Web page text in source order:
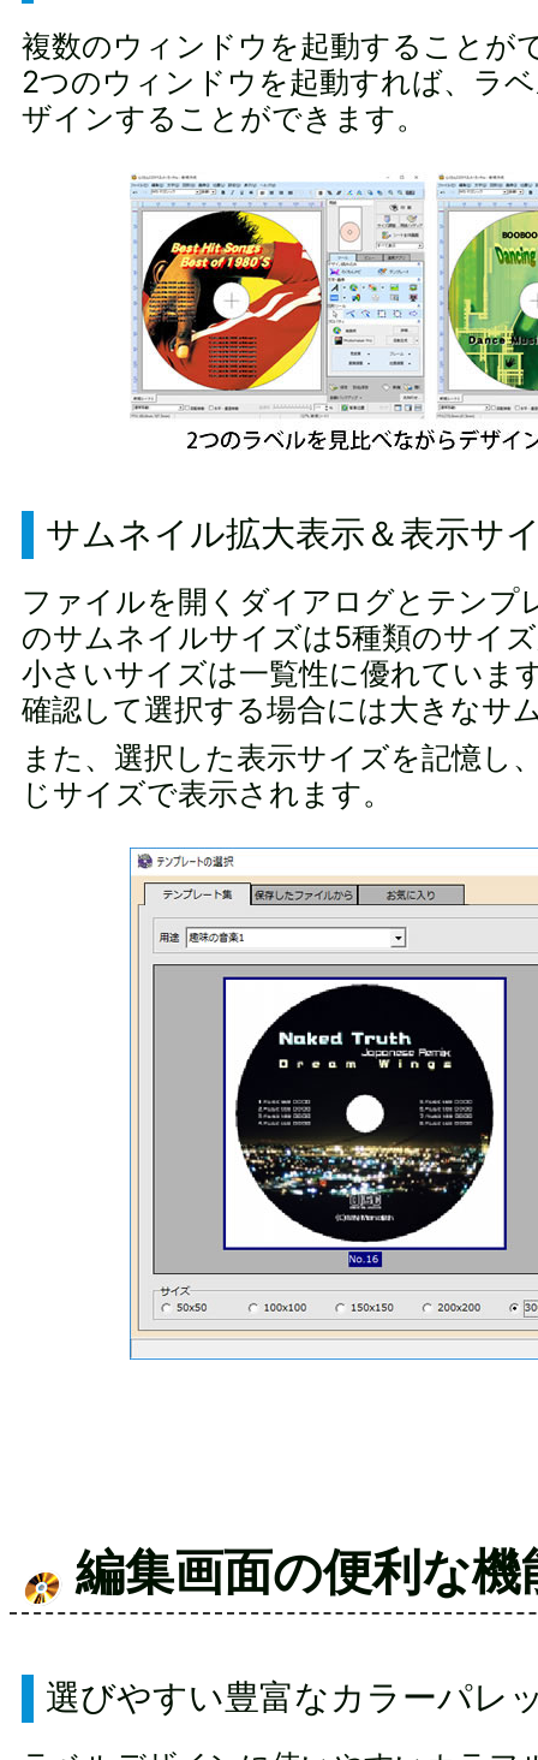
複数のウィンドウを起動することが
2つのウィンドウを起動すれば、ラ
ザインすることができます。
サムネイル拡大表示＆表示サ
ファイルを開くダイアログとテンプ
のサムネイルサイズは5種類のサイ
小さいサイズは一覧性に優れていま
確認して選択する場合には大きなサ
また、選択した表示サイズを記憶し
じサイズで表示されます。
編集画面の便利な
選びやすい豊富なカラーパレ